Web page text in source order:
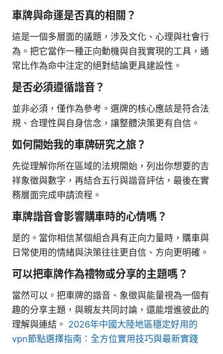
車牌與命運是否真的相關？
這是一個多層面的議題，涉及文化、心理與社會行
為。把它當作一種正向動機與自我實現的工具，通
常比作為命中注定的絕對結論更具建設性。
是否必須遵循諧音？
並非必須，僅作為參考。選牌的核心應該是符合法
規、合理性與自身信念，讓整體決策更有自信。
如何開始我的車牌研究之旅？
先從理解你所在區域的法規開始，列出你想要的吉
祥象徵與數字，再結合五行與諧音評估，最後在實
務層面完成申請流程。
車牌諧音會影響購車時的心情嗎？
是的。當你相信某個組合具有正向力量時，購車與
日常使用的情緒與決策往往更自信、方向更明確。
可以把車牌作為禮物或分享的主題嗎？
當然可以。把車牌的諧音、象徵與能量視為一個有
趣的分享主題，與親友共同討論，還能增進彼此的
理解與連結。 2026年中國大陸地區穩定好用的
vpn節點選擇指南：全方位實用技巧與最新實踐